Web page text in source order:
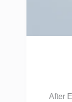
After